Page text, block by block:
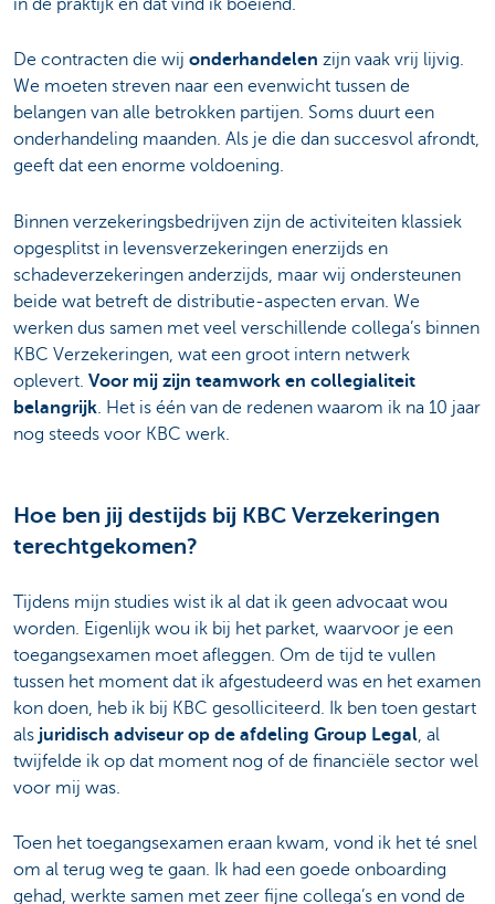
in de praktijk en dat vind ik boeiend.
De contracten die wij onderhandelen zijn vaak vrij lijvig.
We moeten streven naar een evenwicht tussen de
belangen van alle betrokken partijen. Soms duurt een
onderhandeling maanden. Als je die dan succesvol afrondt,
geeft dat een enorme voldoening.
Binnen verzekeringsbedrijven zijn de activiteiten klassiek
opgesplitst in levensverzekeringen enerzijds en
schadeverzekeringen anderzijds, maar wij ondersteunen
beide wat betreft de distributie-aspecten ervan. We
werken dus samen met veel verschillende collega’s binnen
KBC Verzekeringen, wat een groot intern netwerk
oplevert. Voor mij zijn teamwork en collegialiteit
belangrijk . Het is één van de redenen waarom ik na 10 jaar
nog steeds voor KBC werk.
Hoe ben jij destijds bij KBC Verzekeringen
terechtgekomen?
Tijdens mijn studies wist ik al dat ik geen advocaat wou
worden. Eigenlijk wou ik bij het parket, waarvoor je een
toegangsexamen moet afleggen. Om de tijd te vullen
tussen het moment dat ik afgestudeerd was en het examen
kon doen, heb ik bij KBC gesolliciteerd. Ik ben toen gestart
als juridisch adviseur op de afdeling Group Legal , al
twijfelde ik op dat moment nog of de financiële sector wel
voor mij was.
Toen het toegangsexamen eraan kwam, vond ik het té snel
om al terug weg te gaan. Ik had een goede onboarding
gehad, werkte samen met zeer fijne collega’s en vond de